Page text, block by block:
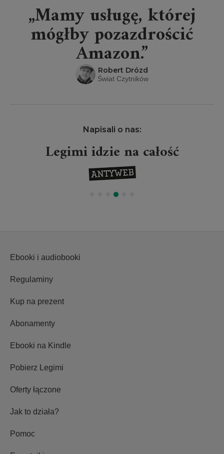
„Mamy usługę, której
mógłby pozazdrościć
Amazon.”
Robert Drózd
Świat Czytników
Napisali o nas:
Legimi idzie na całość
Ebooki i audiobooki
Regulaminy
Kup na prezent
Abonamenty
Ebooki na Kindle
Pobierz Legimi
Oferty łączone
Jak to działa?
Pomoc